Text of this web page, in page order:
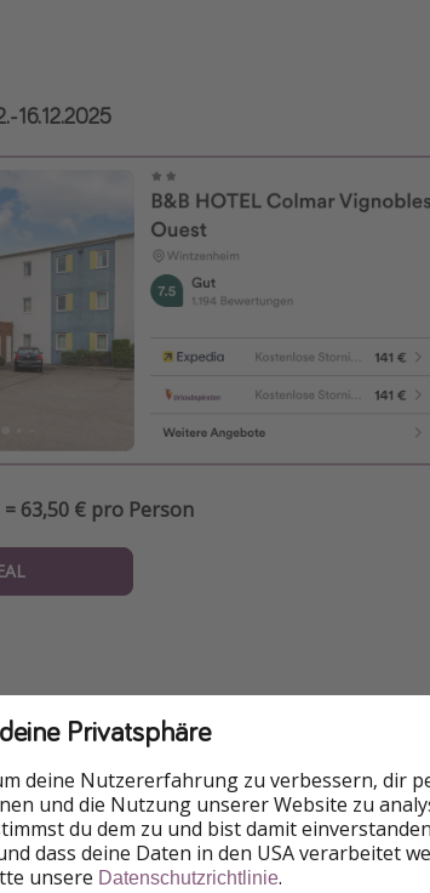
16.12.2025
63,50 € pro Person
Unter 100 Weihnachten
Kurzurlaub
Privatsphäre
deine Nutzererfahrung zu verbessern, dir
und die Nutzung unserer Website zu
du dem zu und bist damit
dass deine Daten in den USA verarbeitet
unsere Datenschutzrichtlinie.